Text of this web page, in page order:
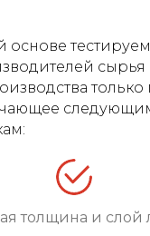
основе
толщина и слой